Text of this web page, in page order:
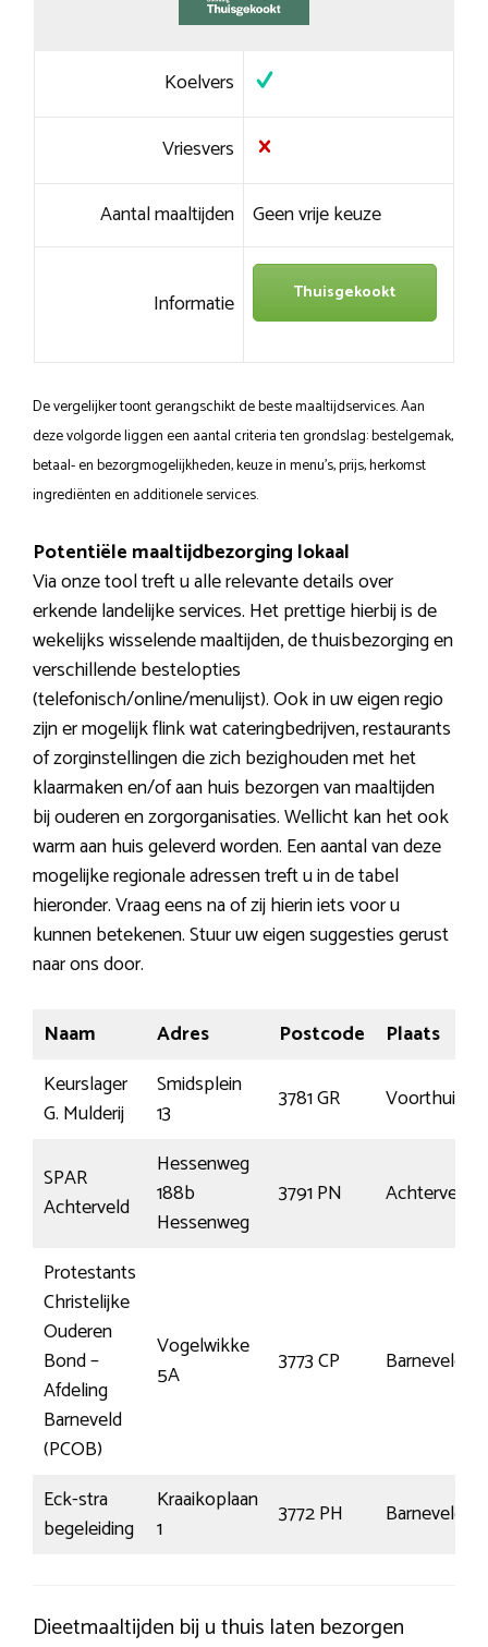
Koelvers
Vriesvers
Aantal maaltijden Geen vrije keuze
Informatie Thuisgekookt
De vergelijker toont gerangschikt de beste maaltijdservices. Aan
deze volgorde liggen een aantal criteria ten grondslag: bestelgemak,
betaal- en bezorgmogelijkheden, keuze in menu’s, prijs, herkomst
ingrediënten en additionele services.
Potentiële maaltijdbezorging lokaal
Via onze tool treft u alle relevante details over
erkende landelijke services. Het prettige hierbij is de
wekelijks wisselende maaltijden, de thuisbezorging en
verschillende bestelopties
(telefonisch/online/menulijst). Ook in uw eigen regio
zijn er mogelijk flink wat cateringbedrijven, restaurants
of zorginstellingen die zich bezighouden met het
klaarmaken en/of aan huis bezorgen van maaltijden
bij ouderen en zorgorganisaties. Wellicht kan het ook
warm aan huis geleverd worden. Een aantal van deze
mogelijke regionale adressen treft u in de tabel
hieronder. Vraag eens na of zij hierin iets voor u
kunnen betekenen. Stuur uw eigen suggesties gerust
naar ons door.
Naam Adres Postcode
Plaats
Keurslager
G. Mulderij
Smidsplein
13
3781 GR Voorthuizen
SPAR
Achterveld
Hessenweg
188b
Hessenweg
3791 PN Achterveld
Protestants
Christelijke
Ouderen
Bond –
Afdeling
Barneveld
(PCOB)
Vogelwikke
5A
3773 CP Barneveld
Eck-stra
begeleiding
Kraaikoplaan
1
3772 PH Barneveld
Dieetmaaltijden bij u thuis laten bezorgen